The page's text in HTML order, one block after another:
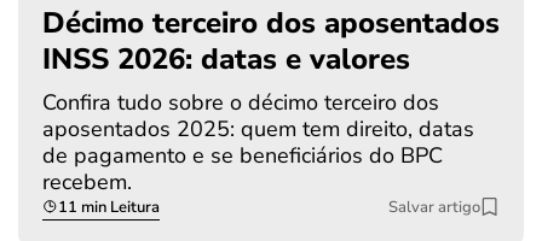
Décimo terceiro dos aposentados
INSS 2026: datas e valores
Confira tudo sobre o décimo terceiro dos
aposentados 2025: quem tem direito, datas
de pagamento e se beneficiários do BPC
recebem.
11 min Leitura Salvar artigo